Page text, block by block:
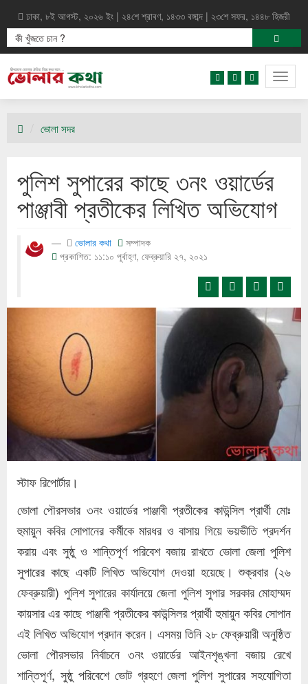
ঢাকা, ৮ই আগস্ট, ২০২৬ ইং | ২৪শে শ্রাবণ, ১৪৩৩ বঙ্গাব্দ | ২৩শে সফর, ১৪৪৮ হিজরী
ভোলা সদর
পুলিশ সুপারের কাছে ৩নং ওয়ার্ডের
পাঞ্জাবী প্রতীকের লিখিত অভিযোগ
ভোলার কথা
সম্পাদক
প্রকাশিত: ১১:১০ পূর্বাহ্ণ, ফেব্রুয়ারি ২৭, ২০২১
স্টাফ রিপোর্টার।
ভোলা পৌরসভার ৩নং ওয়ার্ডের পাঞ্জাবী প্রতীকের কাউন্সিল প্রার্থী মোঃ
হুমায়ুন কবির সোপানের কর্মীকে মারধর ও বাসায় গিয়ে ভয়ভীতি প্রদর্শন
করায় এবং সুষ্ঠু ও শান্তিপূর্ণ পরিবেশ বজায় রাখতে ভোলা জেলা পুলিশ
সুপারের কাছে একটি লিখিত অভিযোগ দেওয়া হয়েছে। শুক্রবার (২৬
ফেব্রুয়ারী) পুলিশ সুপারের কার্যালয়ে জেলা পুলিশ সুপার সরকার মোহাম্মদ
কায়সার এর কাছে পাঞ্জাবী প্রতীকের কাউন্সিলর প্রার্থী হুমায়ুন কবির সোপান
এই লিখিত অভিযোগ প্রদান করেন। এসময় তিনি ২৮ ফেব্রুয়ারী অনুষ্ঠিত
ভোলা পৌরসভার নির্বাচনে ৩নং ওয়ার্ডের আইনশৃঙ্খলা বজায় রেখে
শান্তিপূর্ণ, সুষ্ঠু পরিবেশে ভোট গ্রহণে জেলা পুলিশ সুপারের সহযোগিতা